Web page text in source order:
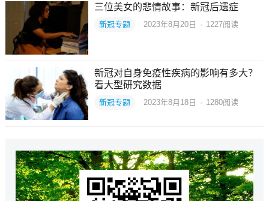
三位美女的悲情故事：新冠后遗症
新冠专题 2023年8月20日 · 1227阅读
新冠对自身免疫性疾病的影响有多大？
看大型研究数据
新冠专题 2023年8月18日 · 1280阅读